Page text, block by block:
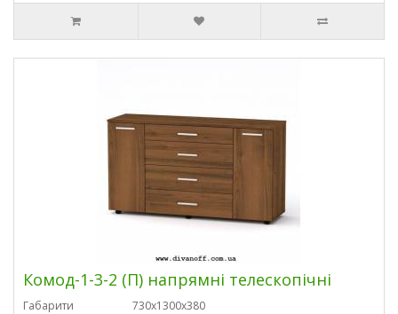
Комод-1-3-2 (П) напрямні телескопічні
Габарити 730х1300х380